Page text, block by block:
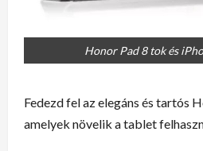
Honor Pad 8 tok és
Fedezd fel az elegáns és tartós
amelyek növelik a tablet